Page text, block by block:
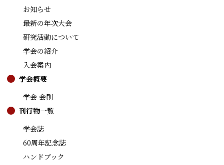
お知らせ
最新の年次大会
研究活動について
学会の紹介
入会案内
学会概要
学会 会則
刊行物一覧
学会誌
60周年記念誌
ハンドブック